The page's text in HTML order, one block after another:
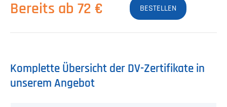
Bereits ab 72 € BESTELLEN
Komplette Übersicht der DV-Zertifikate in
unserem Angebot